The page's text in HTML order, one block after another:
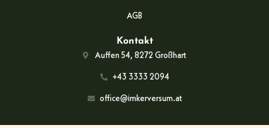
AGB
Kontakt
Auffen 54, 8272 Großhart
+43 3333 2094
office@imkerversum.at